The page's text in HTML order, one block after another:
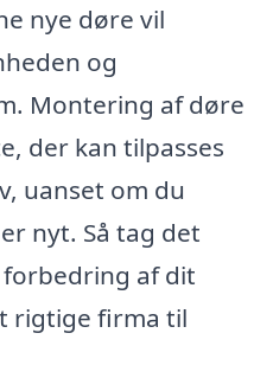
nye døre vil
og
Montering af døre
der kan tilpasses
uanset om du
nyt. Så tag det
af dit
rigtige firma til